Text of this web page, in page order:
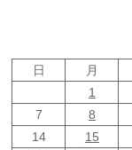
日
月
1
7
8
14
15